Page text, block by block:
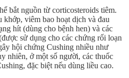
bắt nguồn từ corticosteroids tiêm.
viêm bao hoạt dịch và đau
hít (dùng cho bệnh hen) và các
sử dụng cho các chứng rối loạn
hội chứng Cushing nhiều như
nhiên, ở một số người, các thuốc
đặc biệt nếu dùng liều cao.